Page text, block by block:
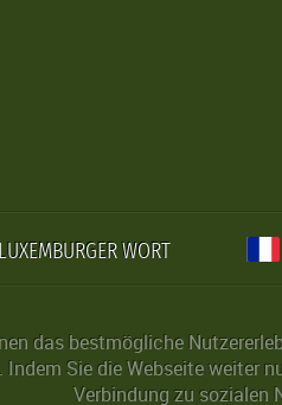
LUXEMBURGER WORT
das bestmögliche
. Indem Sie die Webseite weiter
Verbindung zu sozialen